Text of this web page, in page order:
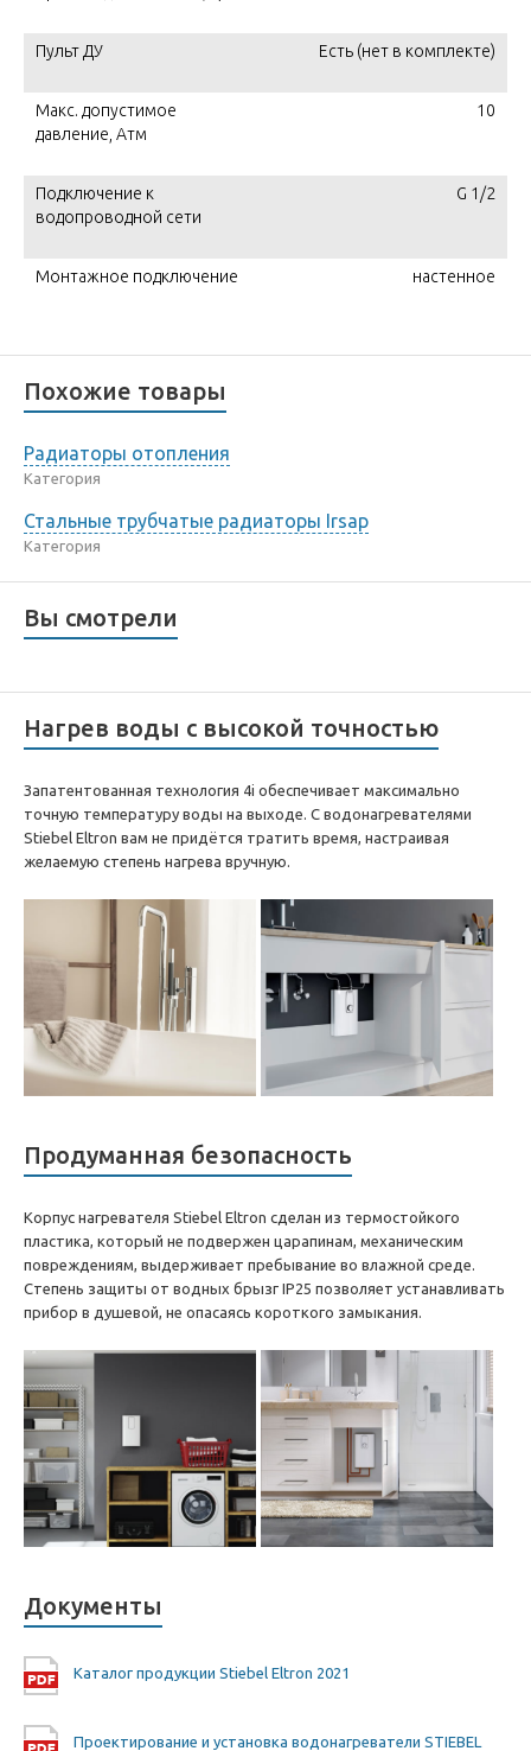
Пульт ДУ Есть (нет в комплекте)
Макс. допустимое
давление, Атм
10
Подключение к
водопроводной сети
G 1/2
Монтажное подключение настенное
Похожие товары
Радиаторы отопления
Категория
Стальные трубчатые радиаторы Irsap
Категория
Вы смотрели
Нагрев воды с высокой точностью
Запатентованная технология 4i обеспечивает максимально
точную температуру воды на выходе. С водонагревателями
Stiebel Eltron вам не придётся тратить время, настраивая
желаемую степень нагрева вручную.
Продуманная безопасность
Корпус нагревателя Stiebel Eltron сделан из термостойкого
пластика, который не подвержен царапинам, механическим
повреждениям, выдерживает пребывание во влажной среде.
Степень защиты от водных брызг IP25 позволяет устанавливать
прибор в душевой, не опасаясь короткого замыкания.
Документы
Каталог продукции Stiebel Eltron 2021
Проектирование и установка водонагреватели STIEBEL